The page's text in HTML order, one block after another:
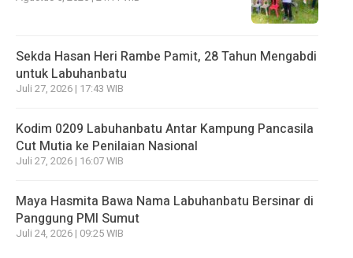
Sekda Hasan Heri Rambe Pamit, 28 Tahun Mengabdi
untuk Labuhanbatu
Juli 27, 2026 | 17:43 WIB
Kodim 0209 Labuhanbatu Antar Kampung Pancasila
Cut Mutia ke Penilaian Nasional
Juli 27, 2026 | 16:07 WIB
Maya Hasmita Bawa Nama Labuhanbatu Bersinar di
Panggung PMI Sumut
Juli 24, 2026 | 09:25 WIB